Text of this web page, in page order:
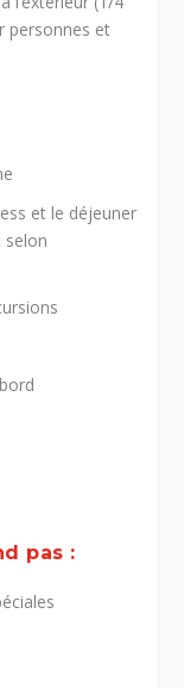
personnes et
et le déjeuner
selon
pas :